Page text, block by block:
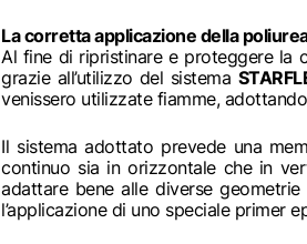
La corretta applicazione della
Al fine di ripristinare e proteggere la
grazie all’utilizzo del sistema
venissero utilizzate fiamme,
Il sistema adottato prevede una
continuo sia in orizzontale che in
adattare bene alle diverse
l’applicazione di uno speciale primer